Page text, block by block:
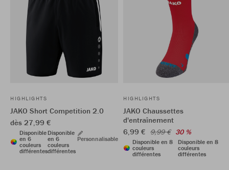
HIGHLIGHTS
JAKO Short Competition 2.0
dès 27,99 €
Disponible
en 6
couleurs
différentes
Disponible
en 6
couleurs
différentes
Personnalisable
HIGHLIGHTS
JAKO Chaussettes
d'entraînement
6,99 € 9,99 € 30 %
Disponible en 8
couleurs
différentes
Disponible en 8
couleurs
différentes